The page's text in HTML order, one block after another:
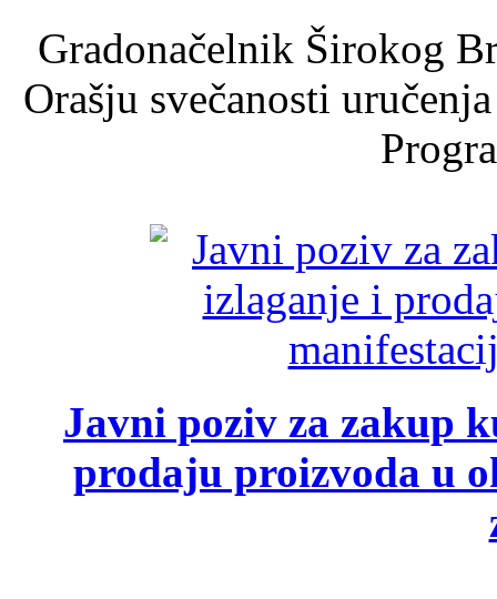
Gradonačelnik Širokog
Orašju svečanosti
Javni poziv za zakup
prodaju proizvoda u